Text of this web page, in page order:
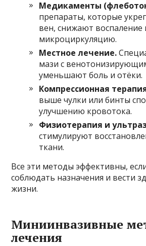
Медикаменты
препараты, которые
вен, снижают
микроциркуляцию.
Местное лечение.
мази с
уменьшают боль и отёки.
Компрессионная
выше чулки или бинты
улучшению кровотока.
Физиотерапия и
стимулируют
ткани.
Все эти методы эффективны,
соблюдать назначения и вести
жизни.
Миниинвазивные
лечения